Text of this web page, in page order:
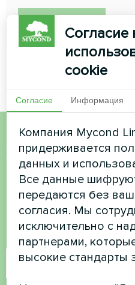
ЧИТАТЬ ДАЛЕЕ
Хотите
есть
Свяжитесь с нами,
Имя
Согласие
cookie
Согласие Информация
Компания Mycond
придерживается
данных и
Все данные
передаются без
согласия. Мы
исключительно с
партнерами,
высокие стандарты